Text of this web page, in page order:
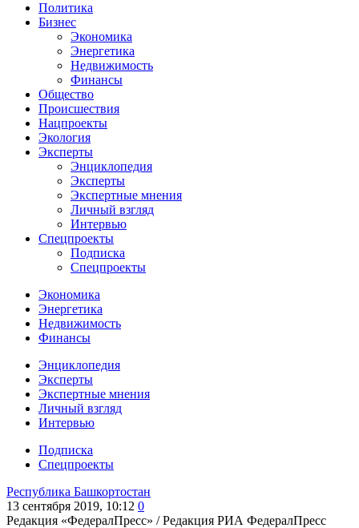
Политика
Бизнес
Экономика
Энергетика
Недвижимость
Финансы
Общество
Происшествия
Нацпроекты
Экология
Эксперты
Энциклопедия
Эксперты
Экспертные мнения
Личный взгляд
Интервью
Спецпроекты
Подписка
Спецпроекты
Экономика
Энергетика
Недвижимость
Финансы
Энциклопедия
Эксперты
Экспертные мнения
Личный взгляд
Интервью
Подписка
Спецпроекты
Республика Башкортостан
13 сентября 2019, 10:12 0
Редакция «ФедералПресс» /Редакция РИА ФедералПресс